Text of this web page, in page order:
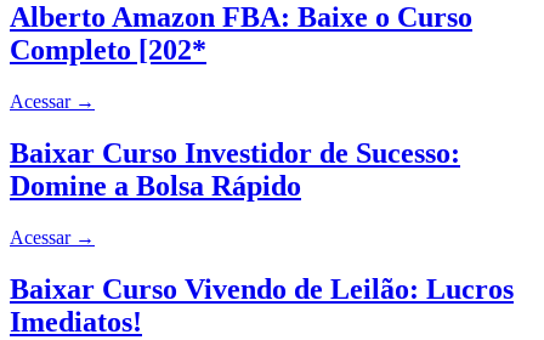
Alberto Amazon FBA: Baixe o Curso
Completo [202*
Acessar →
Baixar Curso Investidor de Sucesso:
Domine a Bolsa Rápido
Acessar →
Baixar Curso Vivendo de Leilão: Lucros
Imediatos!